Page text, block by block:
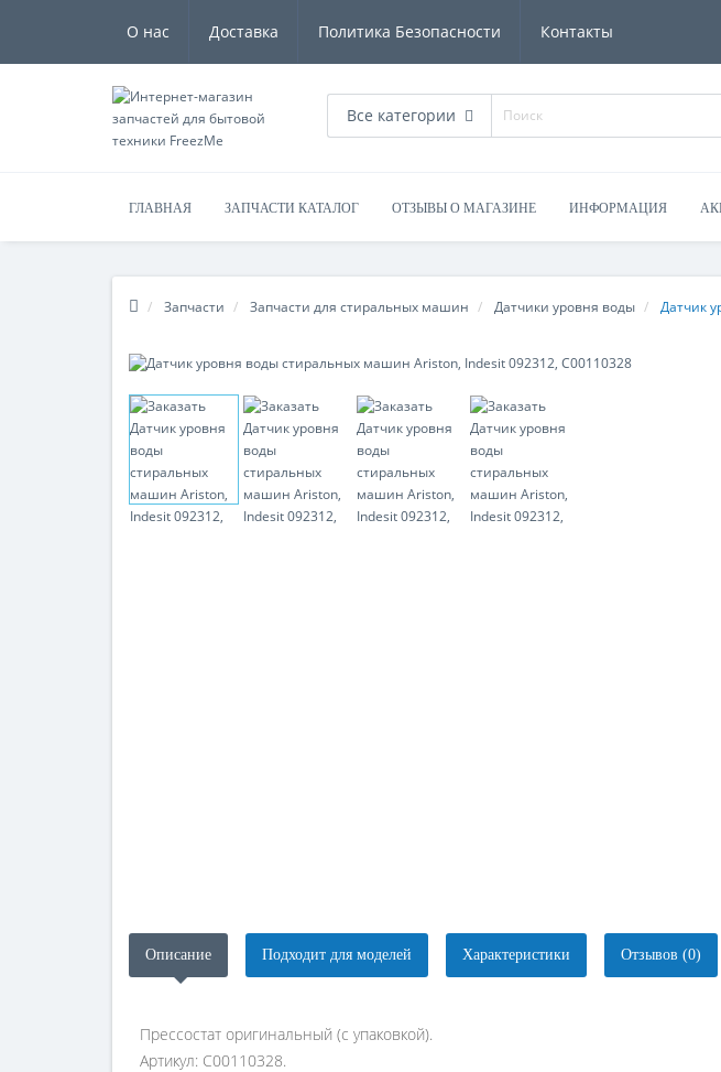
О нас Доставка Политика Безопасности Контакты
Все категории
ГЛАВНАЯ ЗАПЧАСТИ КАТАЛОГ ОТЗЫВЫ О МАГАЗИНЕ ИНФОРМАЦИЯ
Запчасти Запчасти для стиральных машин Датчики уровня воды Датчик
Описание Подходит для моделей Характеристики Отзывов (0)
Прессостат оригинальный (с упаковкой).
Артикул: C00110328.